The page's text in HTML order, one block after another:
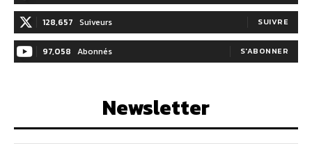
128,657 Suiveurs SUIVRE
97,058 Abonnés S'ABONNER
Newsletter